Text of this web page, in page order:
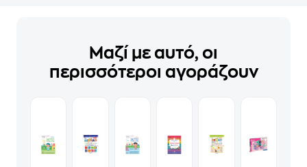
Μαζί με αυτό, οι
περισσότεροι αγοράζουν